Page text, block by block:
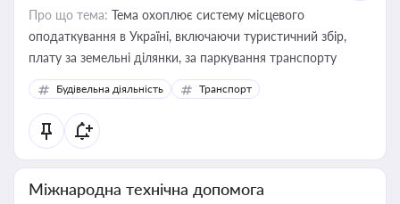
Про що тема: Тема охоплює систему місцевого
оподаткування в Україні, включаючи туристичний збір,
плату за земельні ділянки, за паркування транспорту
Будівельна діяльність Транспорт
Міжнародна технічна допомога